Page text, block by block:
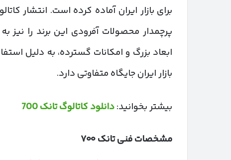
بازار ایران جایگاه متفاوتی دارد.
بیشتر بخوانید:دانلود کاتالوگ تانک 700
مشخصات فنی تانک۷۰۰